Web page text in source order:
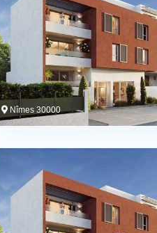
Nîmes 30000